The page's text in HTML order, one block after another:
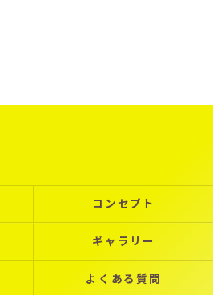
コンセプト
ギャラリー
よくある質問